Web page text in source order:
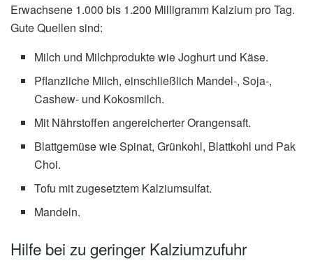
Erwachsene 1.000 bis 1.200 Milligramm Kalzium pro Tag.
Gute Quellen sind:
Milch und Milchprodukte wie Joghurt und Käse.
Pflanzliche Milch, einschließlich Mandel-, Soja-,
Cashew- und Kokosmilch.
Mit Nährstoffen angereicherter Orangensaft.
Blattgemüse wie Spinat, Grünkohl, Blattkohl und Pak
Choi.
Tofu mit zugesetztem Kalziumsulfat.
Mandeln.
Hilfe bei zu geringer Kalziumzufuhr